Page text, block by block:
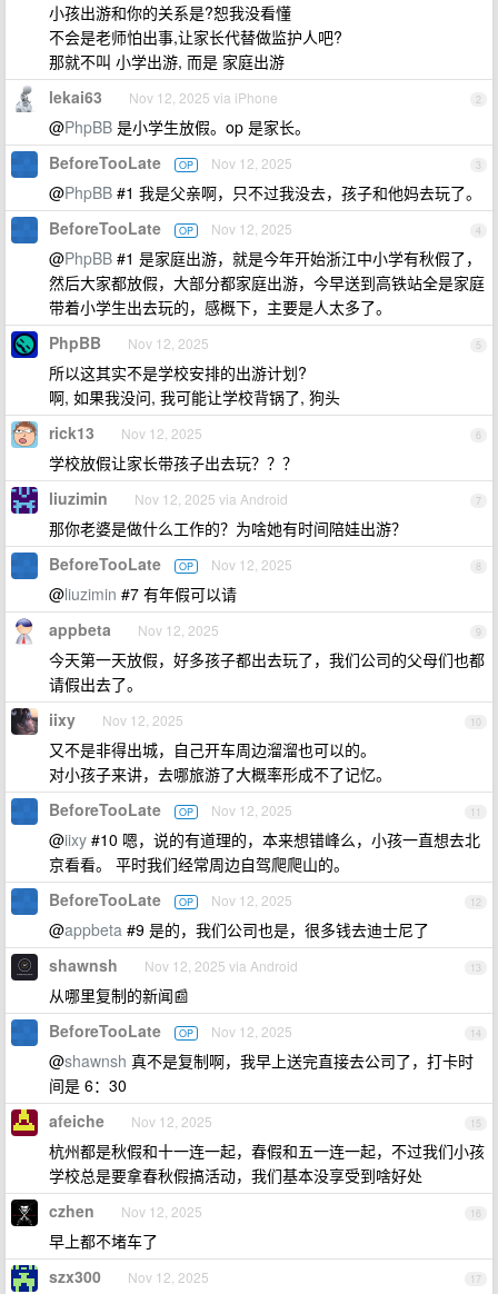
小孩出游和你的关系是?恕我没看懂
不会是老师怕出事,让家长代替做监护人吧?
那就不叫 小学出游, 而是 家庭出游
2
lekai63 Nov 12, 2025 via iPhone
@PhpBB 是小学生放假。op 是家长。
3
BeforeTooLate OP Nov 12, 2025
@PhpBB #1 我是父亲啊，只不过我没去，孩子和他妈去玩了。
4
BeforeTooLate OP Nov 12, 2025
@PhpBB #1 是家庭出游，就是今年开始浙江中小学有秋假了，
然后大家都放假，大部分都家庭出游，今早送到高铁站全是家庭
带着小学生出去玩的，感概下，主要是人太多了。
5
PhpBB Nov 12, 2025
所以这其实不是学校安排的出游计划?
啊, 如果我没问, 我可能让学校背锅了, 狗头
6
rick13 Nov 12, 2025
学校放假让家长带孩子出去玩？？？
7
liuzimin Nov 12, 2025 via Android
那你老婆是做什么工作的？为啥她有时间陪娃出游？
8
BeforeTooLate OP Nov 12, 2025
@liuzimin #7 有年假可以请
9
appbeta Nov 12, 2025
今天第一天放假，好多孩子都出去玩了，我们公司的父母们也都
请假出去了。
10
iixy Nov 12, 2025
又不是非得出城，自己开车周边溜溜也可以的。
对小孩子来讲，去哪旅游了大概率形成不了记忆。
11
BeforeTooLate OP Nov 12, 2025
@iixy #10 嗯，说的有道理的，本来想错峰么，小孩一直想去北
京看看。 平时我们经常周边自驾爬爬山的。
12
BeforeTooLate OP Nov 12, 2025
@appbeta #9 是的，我们公司也是，很多钱去迪士尼了
13
shawnsh Nov 12, 2025 via Android
从哪里复制的新闻📰
14
BeforeTooLate OP Nov 12, 2025
@shawnsh 真不是复制啊，我早上送完直接去公司了，打卡时
间是 6：30
15
afeiche Nov 12, 2025
杭州都是秋假和十一连一起，春假和五一连一起，不过我们小孩
学校总是要拿春秋假搞活动，我们基本没享受到啥好处
16
czhen Nov 12, 2025
早上都不堵车了
17
szx300 Nov 12, 2025